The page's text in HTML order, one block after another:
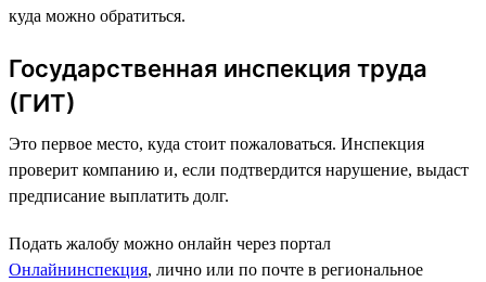
куда можно обратиться.
Государственная инспекция труда
(ГИТ)
Это первое место, куда стоит пожаловаться. Инспекция
проверит компанию и, если подтвердится нарушение, выдаст
предписание выплатить долг.
Подать жалобу можно онлайн через портал
Онлайнинспекция, лично или по почте в региональное